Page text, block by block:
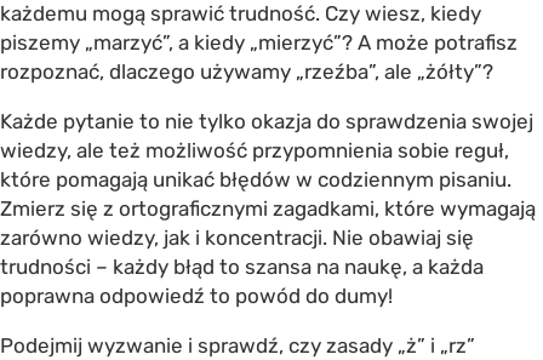
każdemu mogą sprawić trudność. Czy wiesz, kiedy
piszemy „marzyć”, a kiedy „mierzyć”? A może potrafisz
rozpoznać, dlaczego używamy „rzeźba”, ale „żółty”?
Każde pytanie to nie tylko okazja do sprawdzenia swojej
wiedzy, ale też możliwość przypomnienia sobie reguł,
które pomagają unikać błędów w codziennym pisaniu.
Zmierz się z ortograficznymi zagadkami, które wymagają
zarówno wiedzy, jak i koncentracji. Nie obawiaj się
trudności – każdy błąd to szansa na naukę, a każda
poprawna odpowiedź to powód do dumy!
Podejmij wyzwanie i sprawdź, czy zasady „ż” i „rz”